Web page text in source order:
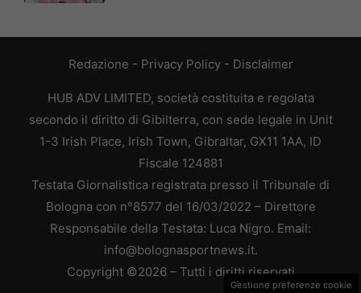
Redazione - Privacy Policy- Disclaimer
HUB ADV LIMITED, società costituita e regolata
secondo il diritto di Gibilterra, con sede legale in Unit
1-3 Irish Place, Irish Town, Gibraltar, GX11 1AA, ID
Fiscale 124881
Testata Giornalistica registrata presso il Tribunale di
Bologna con n°8577 del 16/03/2022 – Direttore
Responsabile della Testata: Luca Nigro. Email:
info@bolognasportnews.it.
Copyright ©2026 – Tutti i diritti riservati
Gestione preferenze cookie